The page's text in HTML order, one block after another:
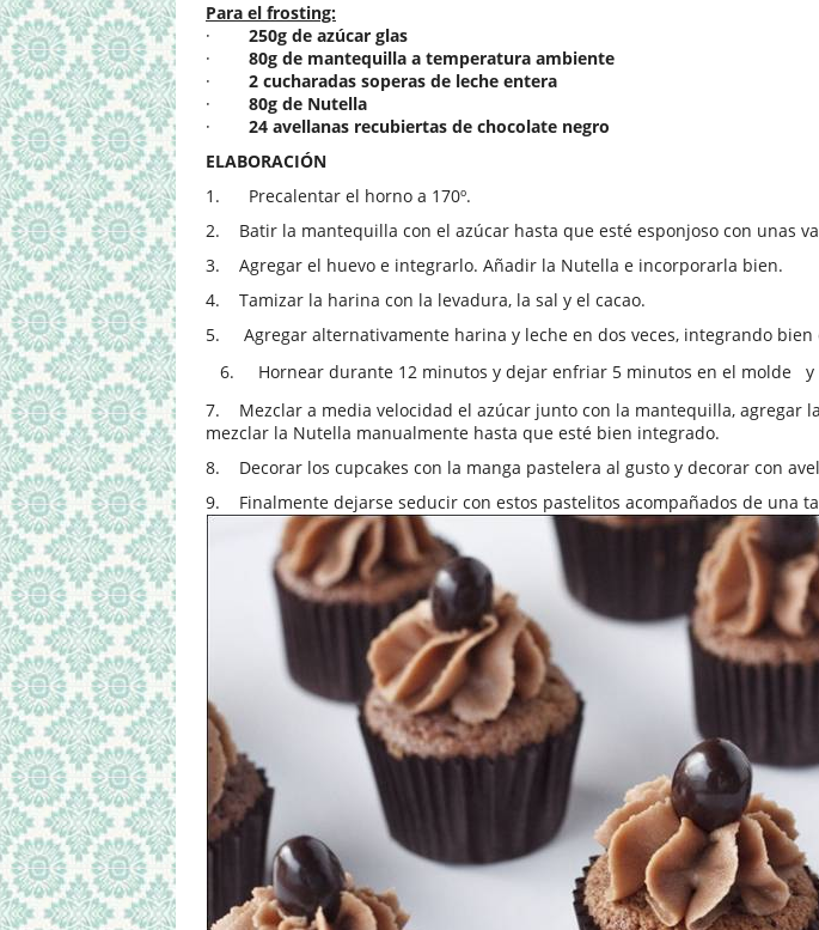
Para el frosting:
·
250g de azúcar glas
·
80g de mantequilla a temperatura ambiente
·
2 cucharadas soperas de leche entera
·
80g de Nutella
·
24 avellanas recubiertas de chocolate negro
ELABORACIÓN
1.
Precalentar el horno a 170º.
2.
Batir la mantequilla con el azúcar hasta que esté esponjoso con unas
3.
Agregar el huevo e integrarlo. Añadir la Nutella e incorporarla bien.
4.
Tamizar la harina con la levadura, la sal y el cacao.
5.
Agregar alternativamente harina y leche en dos veces, integrando
6.
Hornear durante 12 minutos y dejar enfriar 5 minutos en el molde
7.
Mezclar a media velocidad el azúcar junto con la mantequilla,
mezclar la Nutella manualmente hasta que esté bien integrado.
8.
Decorar los cupcakes con la manga pastelera al gusto y decorar con
9.
Finalmente dejarse seducir con estos pastelitos acompañados de una